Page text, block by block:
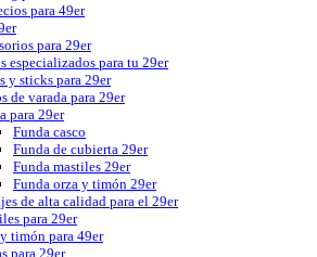
para 49er
para 29er
especializados para tu 29er
y sticks para 29er
de varada para 29er
para 29er
Funda casco
Funda de cubierta 29er
Funda mastiles 29er
Funda orza y timón 29er
de alta calidad para el 29er
para 29er
timón para 49er
para 29er